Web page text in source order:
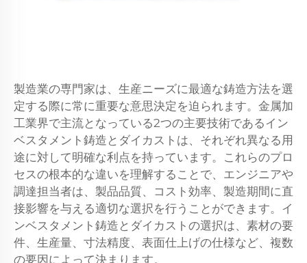
製造業の専門家は、生産ニーズに最適な鋳造方法を選
定する際に常に重要な意思決定を迫られます。金属加
工業界で主流となっている2つの主要技術であるイン
ベスタメント鋳造とダイカストは、それぞれ異なる用
途に対して明確な利点を持っています。これらのプロ
セスの根本的な違いを理解することで、エンジニアや
調達担当者は、製品品質、コスト効率、製造期間に直
接影響を与える適切な選択を行うことができます。イ
ンベスタメント鋳造とダイカストの選択は、素材の要
件、生産量、寸法精度、表面仕上げの仕様など、複数
の要因によって決まります。